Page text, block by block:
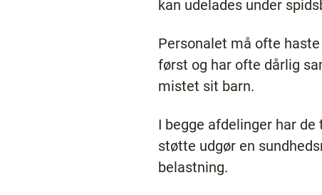
kan udelades under
Personalet må ofte
først og har ofte dårlig
mistet sit barn.
I begge afdelinger har
støtte udgør en
belastning.